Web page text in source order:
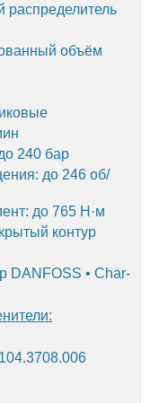
распределитель
объём
240 бар
до 246 об/
до 765 Н·м
контур
DANFOSS • Char-